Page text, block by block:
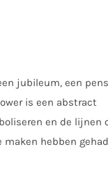
jubileum, een
is een abstract
en de lijnen
hebben